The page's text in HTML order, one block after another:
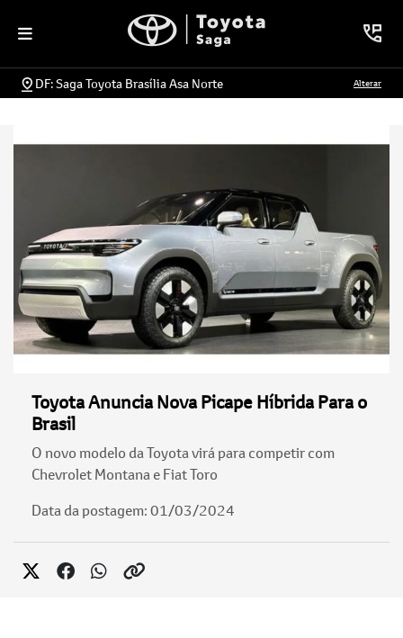
DF: Saga Toyota Brasília Asa Norte Alterar
Toyota Anuncia Nova Picape Híbrida Para o
Brasil
O novo modelo da Toyota virá para competir com
Chevrolet Montana e Fiat Toro
Data da postagem: 01/03/2024